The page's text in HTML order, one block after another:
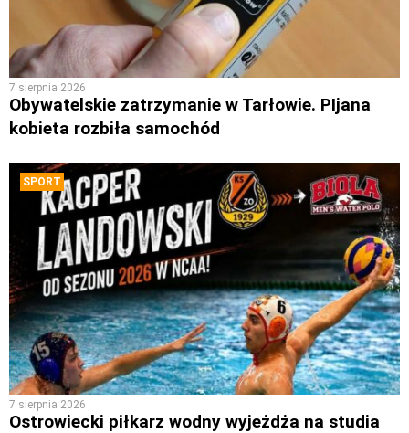
7 sierpnia 2026
Obywatelskie zatrzymanie w Tarłowie. PIjana
kobieta rozbiła samochód
SPORT
7 sierpnia 2026
Ostrowiecki piłkarz wodny wyjeżdża na studia